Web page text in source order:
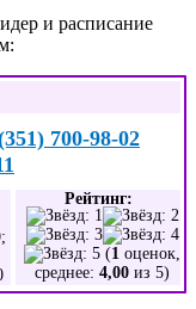
и расписание
700-98-02
Рейтинг:
(1 оценок,
среднее: 4,00 из 5)